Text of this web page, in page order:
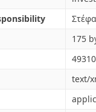
175
text/